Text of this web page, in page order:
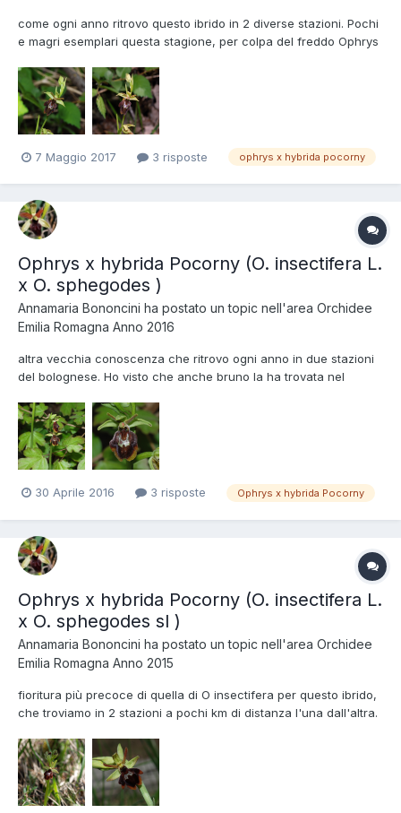
come ogni anno ritrovo questo ibrido in 2 diverse stazioni. Pochi
e magri esemplari questa stagione, per colpa del freddo Ophrys
Annamaria Bononcini
7 Maggio 2017 3 risposte ophrys x hybrida pocorny
Ophrys x hybrida Pocorny (O. insectifera L.
x O. sphegodes )
Annamaria Bononcini ha postato un topic nell'area Orchidee
Emilia Romagna Anno 2016
altra vecchia conoscenza che ritrovo ogni anno in due stazioni
del bolognese. Ho visto che anche bruno la ha trovata nel
siamo noi appassionati che a furia di darci.........? Ophrys x
hybrida Pocorny, Regione Emilia Romagna, Aprile...
30 Aprile 2016 3 risposte Ophrys x hybrida Pocorny
Ophrys x hybrida Pocorny (O. insectifera L.
x O. sphegodes sl )
Annamaria Bononcini ha postato un topic nell'area Orchidee
Emilia Romagna Anno 2015
fioritura più precoce di quella di O insectifera per questo ibrido,
che troviamo in 2 stazioni a pochi km di distanza l'una dall'altra.
mare Nella prima stazione l'influenza di O insectifera è più
evidente Ophrys x hybrida Pocorny,...